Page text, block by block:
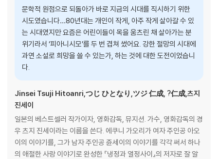
문학적 원점으로 되돌아가 바로 지금의 시대를 직시하기 위한
시도였습니다…80년대는 개인이 작게, 아주 작게 살아갈 수 있
는 시대였지만 요즘은 어린이들이 목을 움츠린 채 살아가는 분
위기라서 ‘피아니시모’를 두 번 겹쳐 썼어요. 강한 절망의 시대에
과연 소설로 희망을 쓸 수 있는가, 하는 것에 대한 도전이었습니
다.
Jinsei Tsuji Hitoanri,つじ ひとなり,ツジ 仁成, ?仁成,츠지
진세이
일본의 베스트셀러 작가이자, 영화감독, 뮤지션. 가수, 영화감독의 경
우 츠지 진세이라는 이름을 쓴다. 에쿠니 가오리가 여자 주인공 아오
이의 이야기를, 그가 남자 주인공 쥰세이의 이야기를 각각 써서 하나
의 애절한 사랑 이야기로 완성한 『냉정과 열정사이』의 저자로 잘 알